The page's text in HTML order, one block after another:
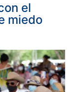
el
miedo